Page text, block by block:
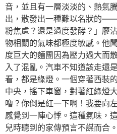
音，並且有一層淡淡的、熱氣
出，散發出一種難以名狀的
粉焦慮？還是過度發酵？」廖
物相關的氣味都極度敏感。他
度巨大的麵團因為壓力過大而
入了混亂。汽車不知道該走還
看，都是綠燈。一個穿著西裝
中央，搖下車窗，對著紅綠燈
嚕？你倒是紅一下啊！我要向
感覺到一陣心悸。這種氣味，
兒時聽到的家傳預言不謀而合